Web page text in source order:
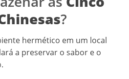
prato à base de plantas.
são uma maneira
a riqueza da culinária asiática e
seus pratos. Experimente
e descubra como essa